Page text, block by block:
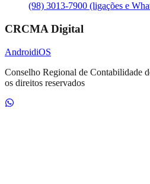
(98) 3013-7900 (ligações e
CRCMA Digital
AndroidiOS
Conselho Regional de Contabilidade
os direitos reservados